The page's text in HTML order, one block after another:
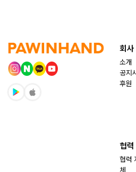
회사
소개
공지
후원
협력
협력
체